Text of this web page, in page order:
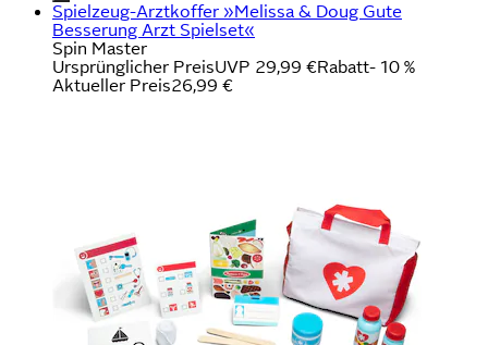
Spielzeug-Arztkoffer »Melissa & Doug Gute
Besserung Arzt Spielset«
Spin Master
Ursprünglicher PreisUVP 29,99 €Rabatt- 10 %
Aktueller Preis26,99 €